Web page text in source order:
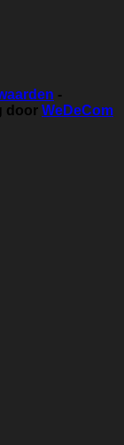
-
door WeDeCom